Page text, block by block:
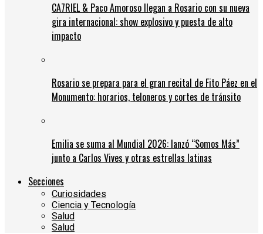
CA7RIEL & Paco Amoroso llegan a Rosario con su nueva
gira internacional: show explosivo y puesta de alto
impacto
Rosario se prepara para el gran recital de Fito Páez en el
Monumento: horarios, teloneros y cortes de tránsito
Emilia se suma al Mundial 2026: lanzó “Somos Más”
junto a Carlos Vives y otras estrellas latinas
Secciones
Curiosidades
Ciencia y Tecnología
Salud
Salud